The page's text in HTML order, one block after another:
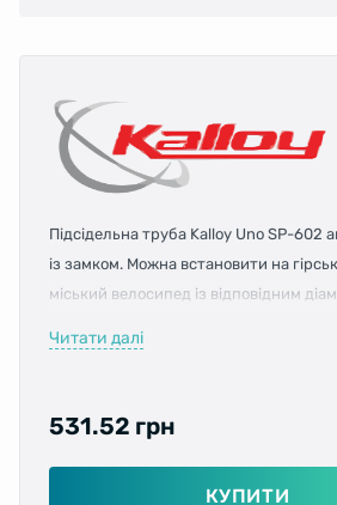
Підсідельна труба Kalloy Uno SP-602
із замком. Можна встановити на
міський велосипед із відповідним
Довжина:400 мм
Офсет:24 мм
Читати далі
531.52 грн
КУПИТИ